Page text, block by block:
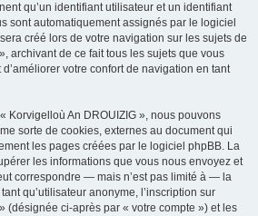
qu’un identifiant utilisateur et un identifiant
sont automatiquement assignés par le logiciel
créé lors de votre navigation sur les sujets de
archivant de ce fait tous les sujets que vous
votre confort de navigation en tant
Korvigelloù An DROUIZIG », nous pouvons
sorte de cookies, externes au document qui
les pages créées par le logiciel phpBB. La
les informations que vous nous envoyez et
correspondre — mais n’est pas limité à — la
qu’utilisateur anonyme, l’inscription sur
(désignée ci-après par « votre compte ») et les